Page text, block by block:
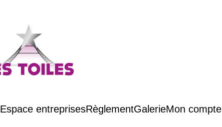
Espace entreprisesRèglementGalerieMon compte